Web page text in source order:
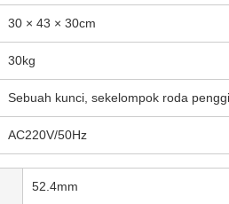
30 × 43 × 30cm
30kg
Sebuah kunci, sekelompok roda
AC220V/50Hz
52.4mm